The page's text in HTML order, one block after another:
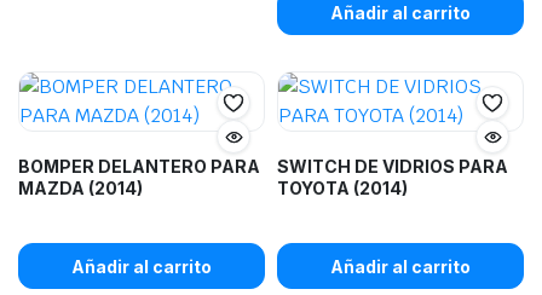
Añadir al carrito
BOMPER DELANTERO PARA
MAZDA (2014)
Añadir al carrito
SWITCH DE VIDRIOS PARA
TOYOTA (2014)
Añadir al carrito